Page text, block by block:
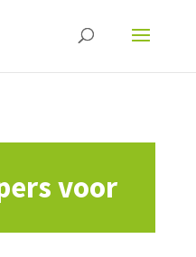
voor